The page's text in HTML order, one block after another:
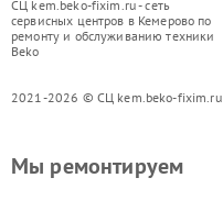
СЦ kem.beko-fixim.ru - сеть
сервисных центров в Кемерово по
ремонту и обслуживанию техники
Beko
2021-2026 © СЦ kem.beko-fixim.ru
Мы ремонтируем